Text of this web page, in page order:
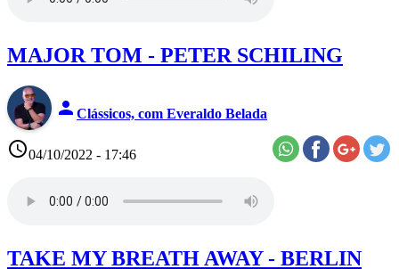
MAJOR TOM - PETER SCHILING
person Clássicos, com Everaldo Belada
access_time04/10/2022 - 17:46
TAKE MY BREATH AWAY - BERLIN